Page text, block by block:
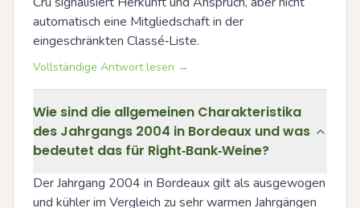
automatisch eine Mitgliedschaft in der
eingeschränkten Classé‑Liste.
Vollständige Antwort lesen →
Wie sind die allgemeinen Charakteristika
des Jahrgangs 2004 in Bordeaux und was
bedeutet das für Right‑Bank‑Weine?
Der Jahrgang 2004 in Bordeaux gilt als ausgewogen
und kühler im Vergleich zu sehr warmen Jahrgängen